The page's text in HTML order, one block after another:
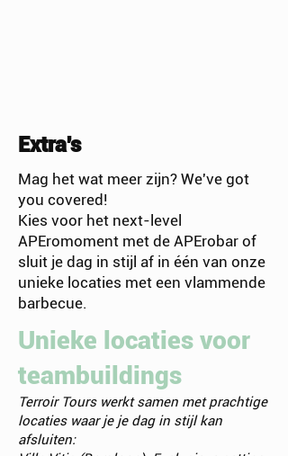
Extra's
Mag het wat meer zijn? We've got
you covered!
Kies voor het next-level
APEromoment met de APErobar of
sluit je dag in stijl af in één van onze
unieke locaties met een vlammende
barbecue.
Unieke locaties voor
teambuildings
Terroir Tours werkt samen met prachtige
locaties waar je je dag in stijl kan
afsluiten: